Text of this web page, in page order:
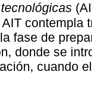
contempla
fase de
donde se
cuando